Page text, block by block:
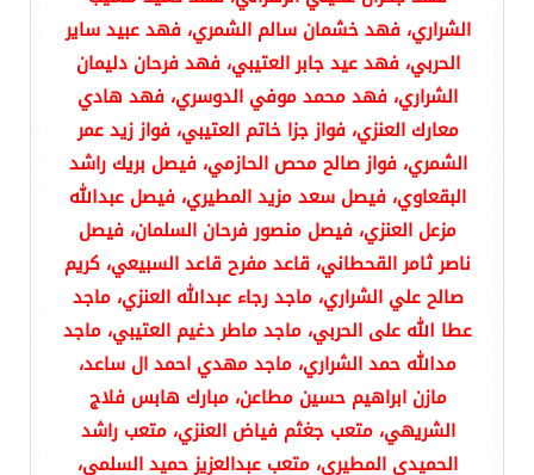
الشراري، فهد خشمان سالم الشمري، فهد عبيد ساير
الحربي، فهد عيد جابر العتيبي، فهد فرحان دليمان
الشراري، فهد محمد موفي الدوسري، فهد هادي
معارك العنزي، فواز جزا خاتم العتيبي، فواز زيد عمر
الشمري، فواز صالح محص الحازمي، فيصل بريك راشد
البقعاوي، فيصل سعد مزيد المطيري، فيصل عبدالله
مزعل العنزي، فيصل منصور فرحان السلمان، فيصل
ناصر ثامر القحطاني، قاعد مفرح قاعد السبيعي، كريم
صالح علي الشراري، ماجد رجاء عبدالله العنزي، ماجد
عطا الله على الحربي، ماجد ماطر دغيم العتيبي، ماجد
مدالله حمد الشراري، ماجد مهدي احمد ال ساعد،
مازن ابراهيم حسين مطاعن، مبارك هابس فلاج
الشريهي، متعب جغثم فياض العنزي، متعب راشد
الحميدي المطيري، متعب عبدالعزيز حميد السلمي،